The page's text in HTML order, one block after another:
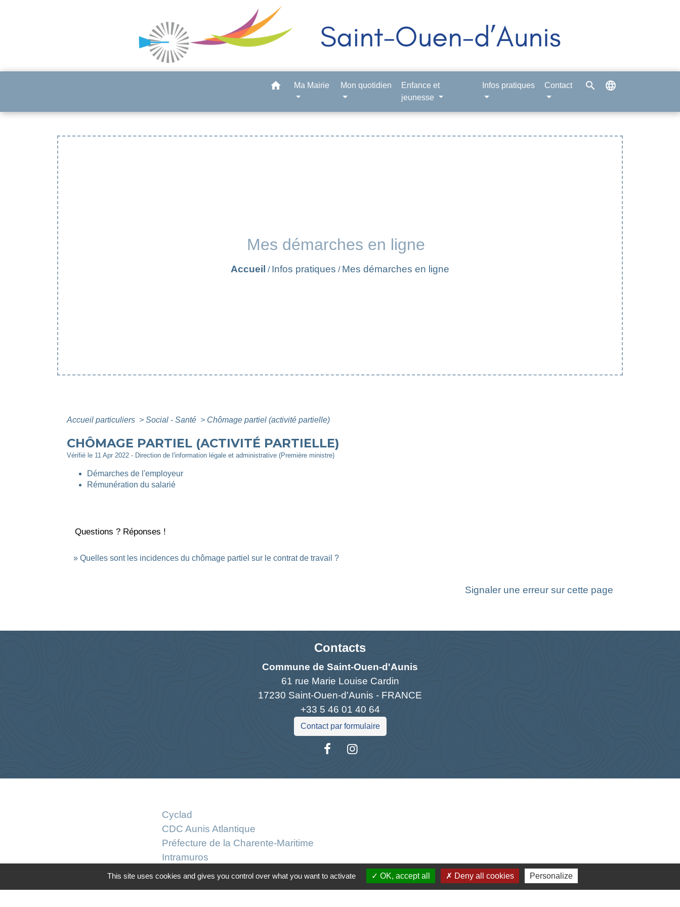
home Ma Mairie Mon quotidien
Enfance et
jeunesse
Infos pratiques Contact search language
Mes démarches en ligne
Accueil / Infos pratiques / Mes démarches en ligne
Accueil particuliers > Social - Santé > Chômage partiel (activité partielle)
CHÔMAGE PARTIEL (ACTIVITÉ PARTIELLE)
Vérifié le 11 Apr 2022 - Direction de l'information légale et administrative (Première ministre)
Démarches de l'employeur
Rémunération du salarié
Questions ? Réponses !
Quelles sont les incidences du chômage partiel sur le contrat de travail ?
Signaler une erreur sur cette page
Contacts
Commune de Saint-Ouen-d'Aunis
61 rue Marie Louise Cardin
17230 Saint-Ouen-d'Aunis - FRANCE
+33 5 46 01 40 64
Contact par formulaire
Cyclad
CDC Aunis Atlantique
Préfecture de la Charente-Maritime
Intramuros
Emploi en Aunis Atlantique
This site uses cookies and gives you control over what you want to activate OK, accept all Deny all cookies Personalize